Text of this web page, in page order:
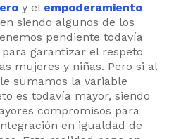
y el empoderamiento
siendo algunos de los
pendiente todavía
garantizar el respeto
mujeres y niñas. Pero si al
sumamos la variable
es todavía mayor, siendo
compromisos para
en igualdad de